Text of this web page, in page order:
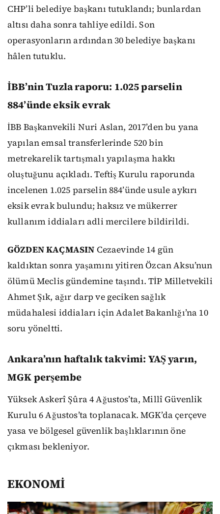
CHP’li belediye başkanı tutuklandı; bunlardan
altısı daha sonra tahliye edildi. Son
operasyonların ardından 30 belediye başkanı
hâlen tutuklu.
İBB’nin Tuzla raporu: 1.025 parselin
884’ünde eksik evrak
İBB Başkanvekili Nuri Aslan, 2017’den bu yana
yapılan emsal transferlerinde 520 bin
metrekarelik tartışmalı yapılaşma hakkı
oluştuğunu açıkladı. Teftiş Kurulu raporunda
incelenen 1.025 parselin 884’ünde usule aykırı
eksik evrak bulundu; haksız ve mükerrer
kullanım iddiaları adli mercilere bildirildi.
GÖZDEN KAÇMASIN Cezaevinde 14 gün
kaldıktan sonra yaşamını yitiren Özcan Aksu’nun
ölümü Meclis gündemine taşındı. TİP Milletvekili
Ahmet Şık, ağır darp ve geciken sağlık
müdahalesi iddiaları için Adalet Bakanlığı’na 10
soru yöneltti.
Ankara’nın haftalık takvimi: YAŞ yarın,
MGK perşembe
Yüksek Askerî Şûra 4 Ağustos’ta, Millî Güvenlik
Kurulu 6 Ağustos’ta toplanacak. MGK’da çerçeve
yasa ve bölgesel güvenlik başlıklarının öne
çıkması bekleniyor.
EKONOMİ